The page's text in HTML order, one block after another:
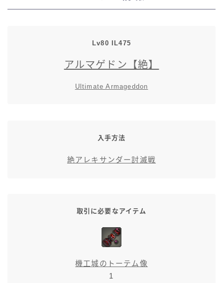
七分丈
極シタデル・ボズヤ追憶戦
Lv80 IL475
アルマゲドン【絶】
Ultimate Armageddon
入手方法
絶アレキサンダー討滅戦
取引に必要なアイテム
機工城のトーテム像
1